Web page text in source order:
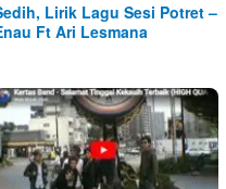
Lirik Lagu Sesi Potret –
Ft Ari Lesmana